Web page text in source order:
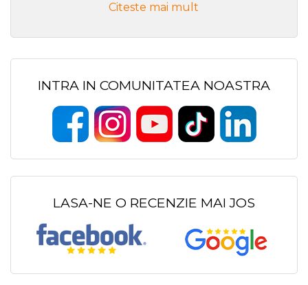
Citeste mai mult
INTRA IN COMUNITATEA NOASTRA
LASA-NE O RECENZIE MAI JOS